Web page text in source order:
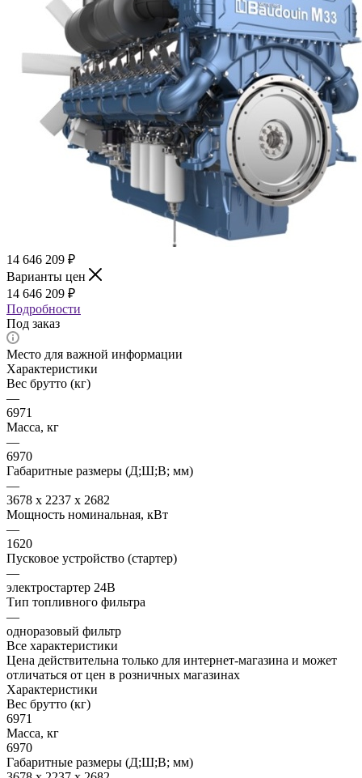
14 646 209 ₽
Варианты цен
14 646 209 ₽
Подробности
Под заказ
Место для важной информации
Характеристики
Вес брутто (кг)
—
6971
Масса, кг
—
6970
Габаритные размеры (Д;Ш;В; мм)
—
3678 x 2237 x 2682
Мощность номинальная, кВт
—
1620
Пусковое устройство (стартер)
—
электростартер 24В
Тип топливного фильтра
—
одноразовый фильтр
Все характеристики
Цена действительна только для интернет-магазина и может
отличаться от цен в розничных магазинах
Характеристики
Вес брутто (кг)
6971
Масса, кг
6970
Габаритные размеры (Д;Ш;В; мм)